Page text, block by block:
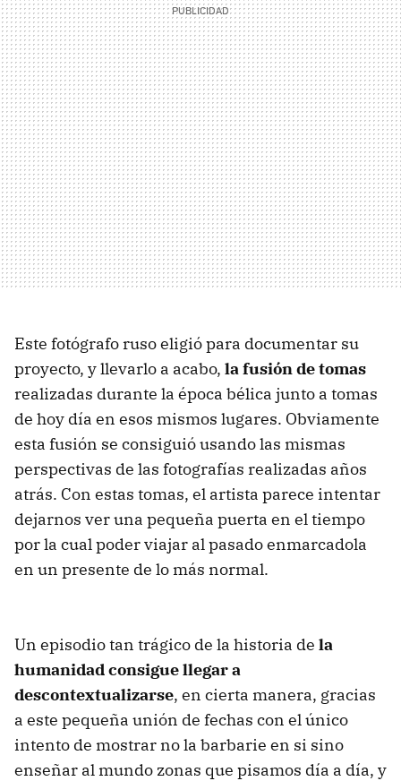
Este fotógrafo ruso eligió para documentar su
proyecto, y llevarlo a acabo, la fusión de tomas
realizadas durante la época bélica junto a tomas
de hoy día en esos mismos lugares. Obviamente
esta fusión se consiguió usando las mismas
perspectivas de las fotografías realizadas años
atrás. Con estas tomas, el artista parece intentar
dejarnos ver una pequeña puerta en el tiempo
por la cual poder viajar al pasado enmarcadola
en un presente de lo más normal.
Un episodio tan trágico de la historia de la
humanidad consigue llegar a
descontextualizarse, en cierta manera, gracias
a este pequeña unión de fechas con el único
intento de mostrar no la barbarie en si sino
enseñar al mundo zonas que pisamos día a día, y